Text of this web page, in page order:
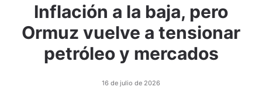
Inflación a la baja, pero
Ormuz vuelve a tensionar
petróleo y mercados
16 de julio de 2026